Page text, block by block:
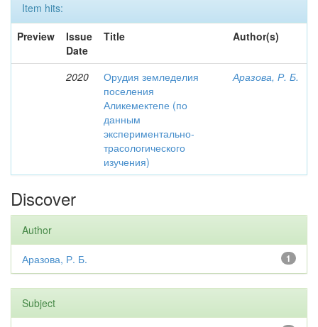
Item hits:
Preview
Issue
Date
Title Author(s)
2020
Орудия земледелия
поселения
Аликемектепе (по
данным
экспериментально-
трасологического
изучения)
Аразова, Р. Б.
Discover
Author
1
Аразова, Р. Б.
Subject